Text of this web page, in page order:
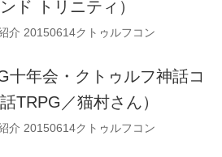
ド トリニティ）
介 20150614クトゥルフコン
十年会・クトゥルフ神話コ
TRPG／猫村さん）
介 20150614クトゥルフコン